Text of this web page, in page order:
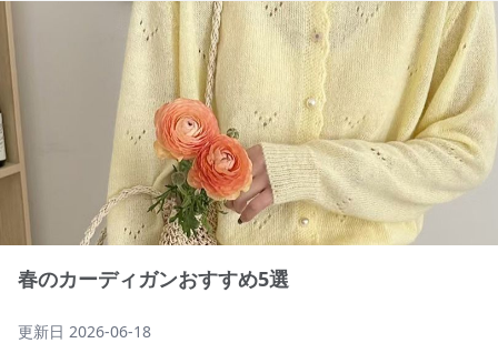
春のカーディガンおすすめ5選
更新日 2026-06-18